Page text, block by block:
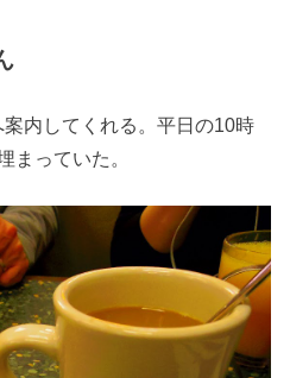
内してくれる。平日の10時
まっていた。